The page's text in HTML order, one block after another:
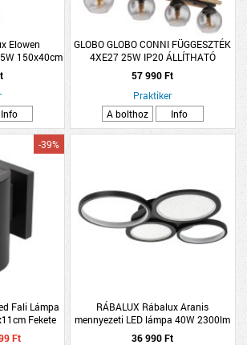
Elowen
150x40cm
Info
GLOBO GLOBO CONNI FÜGGESZTÉK
4XE27 25W IP20 ÁLLÍTHATÓ
MAGASSÁG 85X15X120CM FA-
ÜVEG FÜSTSZÍN
57 990 Ft
Praktiker
A bolthoz
Info
Fali Lámpa
Fekete
-39%
Ft
RÁBALUX Rábalux Aranis
mennyezeti LED lámpa 40W 2300lm
45x59x60cm fekete
36 990 Ft